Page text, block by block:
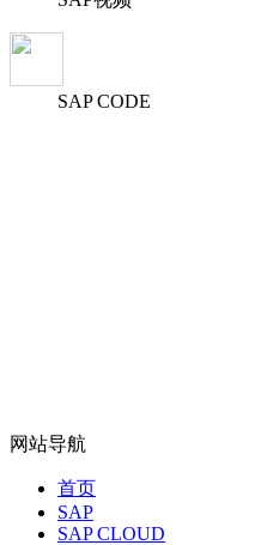
SAP CODE
网站导航
首页
SAP
SAP CLOUD